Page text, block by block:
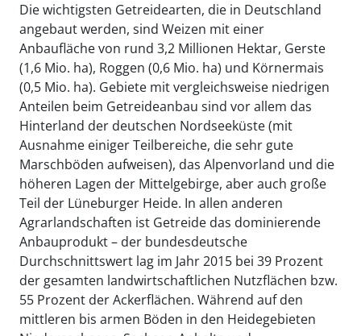
Die wichtigsten Getreidearten, die in Deutschland
angebaut werden, sind Weizen mit einer
Anbaufläche von rund 3,2 Millionen Hektar, Gerste
(1,6 Mio. ha), Roggen (0,6 Mio. ha) und Körnermais
(0,5 Mio. ha). Gebiete mit vergleichsweise niedrigen
Anteilen beim Getreideanbau sind vor allem das
Hinterland der deutschen Nordseeküste (mit
Ausnahme einiger Teilbereiche, die sehr gute
Marschböden aufweisen), das Alpenvorland und die
höheren Lagen der Mittelgebirge, aber auch große
Teil der Lüneburger Heide. In allen anderen
Agrarlandschaften ist Getreide das dominierende
Anbauprodukt – der bundesdeutsche
Durchschnittswert lag im Jahr 2015 bei 39 Prozent
der gesamten landwirtschaftlichen Nutzflächen bzw.
55 Prozent der Ackerflächen. Während auf den
mittleren bis armen Böden in den Heidegebieten